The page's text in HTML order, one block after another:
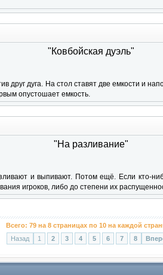
"Ковбойская дуэль"
друг дуга. На стол ставят две емкости и
опустошает емкость.
"На разливание"
и выпивают. Потом ещё. Если кто-
игроков, либо до степени их
Всего:79 на8 страницах по10 на каждой
Назад
1 2 3 4 5 6 7 8